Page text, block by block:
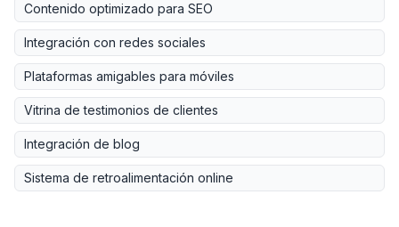
Contenido optimizado para SEO
Integración con redes sociales
Plataformas amigables para móviles
Vitrina de testimonios de clientes
Integración de blog
Sistema de retroalimentación online